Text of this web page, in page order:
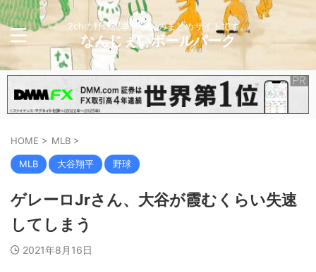
2chの野球記事メインのまとめサイトです。
なんじぇいボールパーク
HOME > MLB >
MLB 大谷翔平 野球
ゲレーロJrさん、大谷が霞むくらい失速
してしまう
2021年8月16日